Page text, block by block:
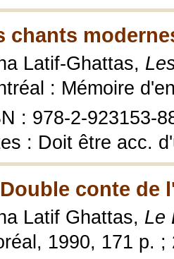
chants
Latif-Ghattas,
: Mémoire
: 978-2-923153-
: Doit être acc.
conte de
Latif Ghattas, Le
1990, 171 p. ;